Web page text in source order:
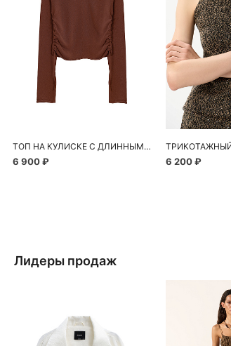
ТОП НА КУЛИСКЕ С ДЛИННЫМ РУКАВОМ
6 900 ₽ 6 200 ₽
Лидеры продаж